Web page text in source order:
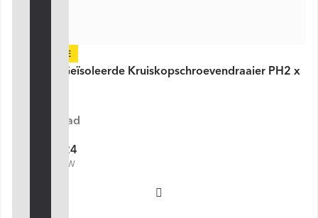
VDE Line Geïsoleerde Kruiskopschroevendraaier PH2 x
Op voorraad
€ 6,24
€ 7,55 incl. BTW